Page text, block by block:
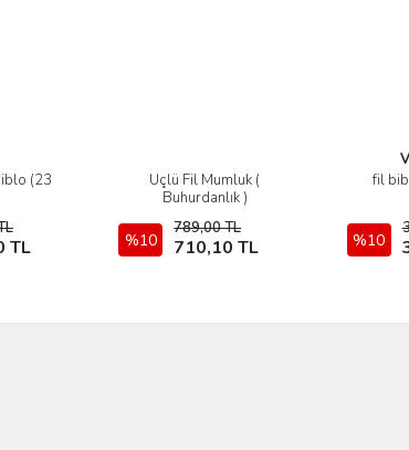
(23
TL
Üçlü Fil Mumluk (
Buhurdanlık )
%10
789,00 TL
710,10 TL
İncele
Sepete Ekle
fil
%10